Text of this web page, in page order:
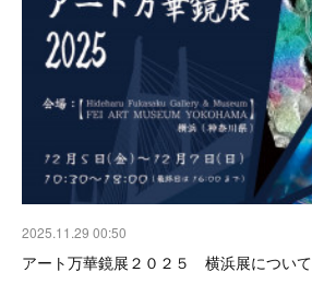
2025.11.29 00:50
アート万華鏡展２０２５ 横浜展について